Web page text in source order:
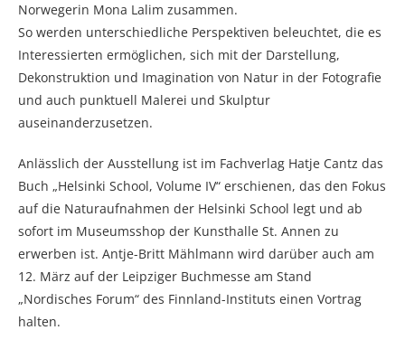
Norwegerin Mona Lalim zusammen.
So werden unterschiedliche Perspektiven beleuchtet, die es
Interessierten ermöglichen, sich mit der Darstellung,
Dekonstruktion und Imagination von Natur in der Fotografie
und auch punktuell Malerei und Skulptur
auseinanderzusetzen.
Anlässlich der Ausstellung ist im Fachverlag Hatje Cantz das
Buch „Helsinki School, Volume IV“ erschienen, das den Fokus
auf die Naturaufnahmen der Helsinki School legt und ab
sofort im Museumsshop der Kunsthalle St. Annen zu
erwerben ist. Antje-Britt Mählmann wird darüber auch am
12. März auf der Leipziger Buchmesse am Stand
„Nordisches Forum“ des Finnland-Instituts einen Vortrag
halten.